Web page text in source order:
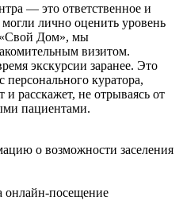
— это ответственное и
лично оценить уровень
«Свой Дом», мы
визитом.
экскурсии заранее. Это
персонального куратора,
расскажет, не отрываясь от
пациентами.
о возможности заселения
онлайн-посещение